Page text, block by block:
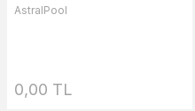
AstralPool
0,00 TL